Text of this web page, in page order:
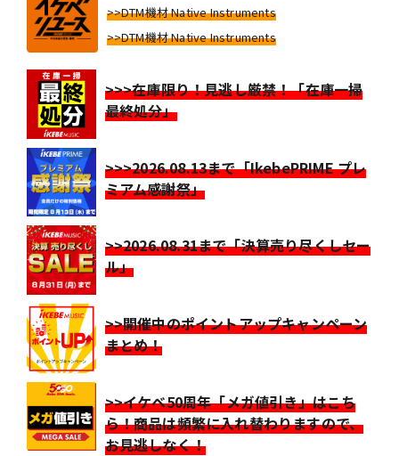
>>DTM機材 Native Instruments
>>DTM機材 Native Instruments
>>>在庫限り！見逃し厳禁！「在庫一掃
最終処分」
>>>2026.08.13まで「IkebePRIME プレ
ミアム感謝祭」
>>2026.08.31まで「決算売り尽くしセー
ル」
>>開催中のポイントアップキャンペーン
まとめ！
>>イケベ50周年「メガ値引き」はこち
ら！商品は頻繁に入れ替わりますので、
お見逃しなく！